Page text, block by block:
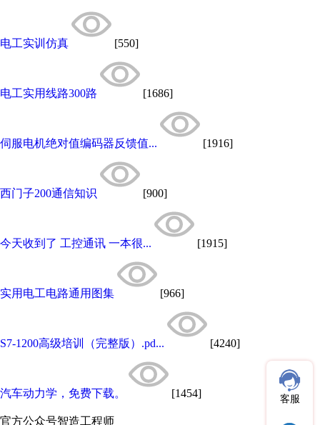
电工实训仿真 [550]
电工实用线路300路 [1686]
伺服电机绝对值编码器反馈值... [1916]
西门子200通信知识 [900]
今天收到了 工控通讯 一本很... [1915]
实用电工电路通用图集 [966]
S7-1200高级培训（完整版）.pd... [4240]
汽车动力学，免费下载。 [1454]
官方公众号智造工程师
客服